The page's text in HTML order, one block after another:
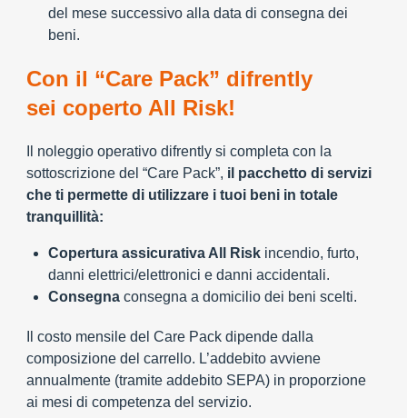
del mese successivo alla data di consegna dei
beni.
Con il “Care Pack” difrently
sei coperto All Risk!
Il noleggio operativo difrently si completa con la
sottoscrizione del “Care Pack”, il pacchetto di servizi
che ti permette di utilizzare i tuoi beni in totale
tranquillità:
Copertura assicurativa All Risk incendio, furto,
danni elettrici/elettronici e danni accidentali.
Consegna consegna a domicilio dei beni scelti.
Il costo mensile del Care Pack dipende dalla
composizione del carrello. L’addebito avviene
annualmente (tramite addebito SEPA) in proporzione
ai mesi di competenza del servizio.